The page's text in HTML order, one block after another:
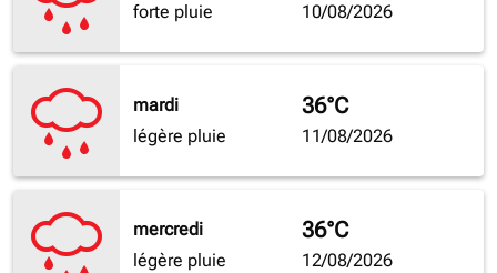
forte pluie
10/08/2026
mardi
légère pluie
36°C
11/08/2026
mercredi
légère pluie
36°C
12/08/2026